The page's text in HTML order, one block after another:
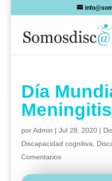
Día
porAdmin | Jul 28, 2020|
Discapacidad cognitiva
Comentarios